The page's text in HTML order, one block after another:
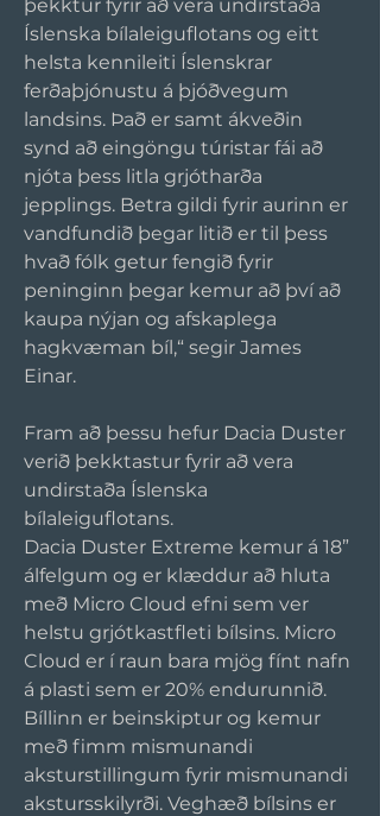
þekktur fyrir að vera undirstaða
Íslenska bílaleiguflotans og eitt
helsta kennileiti Íslenskrar
ferðaþjónustu á þjóðvegum
landsins. Það er samt ákveðin
synd að eingöngu túristar fái að
njóta þess litla grjótharða
jepplings. Betra gildi fyrir aurinn er
vandfundið þegar litið er til þess
hvað fólk getur fengið fyrir
peninginn þegar kemur að því að
kaupa nýjan og afskaplega
hagkvæman bíl,“ segir James
Einar.
Fram að þessu hefur Dacia Duster
verið þekktastur fyrir að vera
undirstaða Íslenska
bílaleiguflotans.
Dacia Duster Extreme kemur á 18”
álfelgum og er klæddur að hluta
með Micro Cloud efni sem ver
helstu grjótkastfleti bílsins. Micro
Cloud er í raun bara mjög fínt nafn
á plasti sem er 20% endurunnið.
Bíllinn er beinskiptur og kemur
með fimm mismunandi
aksturstillingum fyrir mismunandi
akstursskilyrði. Veghæð bílsins er